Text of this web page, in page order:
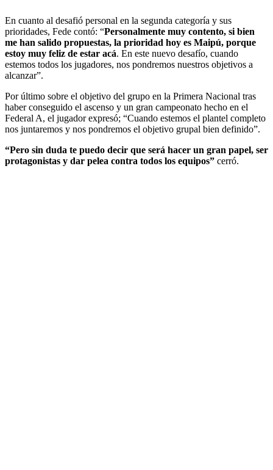
En cuanto al desafió personal en la segunda categoría y sus
prioridades, Fede contó: “Personalmente muy contento, si bien
me han salido propuestas, la prioridad hoy es Maipú, porque
estoy muy feliz de estar acá. En este nuevo desafío, cuando
estemos todos los jugadores, nos pondremos nuestros objetivos a
alcanzar”.
Por último sobre el objetivo del grupo en la Primera Nacional tras
haber conseguido el ascenso y un gran campeonato hecho en el
Federal A, el jugador expresó; “Cuando estemos el plantel completo
nos juntaremos y nos pondremos el objetivo grupal bien definido”.
“Pero sin duda te puedo decir que será hacer un gran papel, ser
protagonistas y dar pelea contra todos los equipos” cerró.